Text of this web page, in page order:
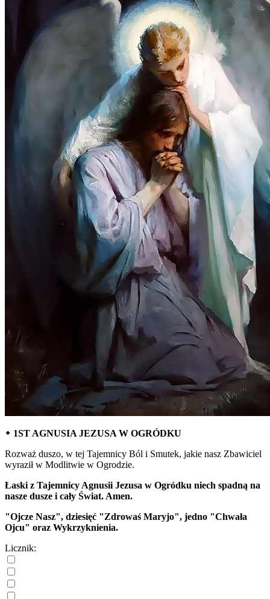
᛭ 1ST AGNUSIA JEZUSA W OGRÓDKU
Rozważ duszo, w tej Tajemnicy Ból i Smutek, jakie nasz Zbawiciel
wyraził w Modlitwie w Ogrodzie.
Łaski z Tajemnicy Agnusii Jezusa w Ogródku niech spadną na
nasze dusze i cały Świat. Amen.
"Ojcze Nasz", dziesięć "Zdrowaś Maryjo", jedno "Chwała
Ojcu" oraz Wykrzyknienia.
Licznik: